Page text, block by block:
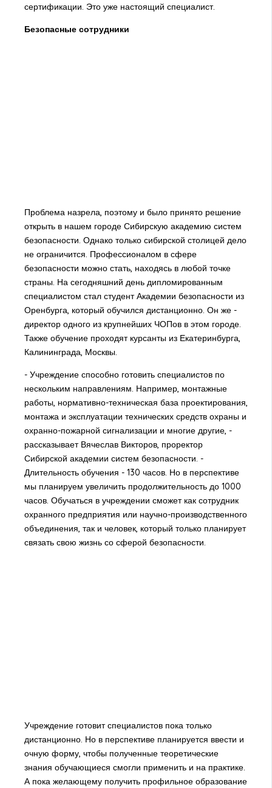
сертификации. Это уже настоящий специалист.
Безопасные сотрудники
Проблема назрела, поэтому и было принято решение
открыть в нашем городе Сибирскую академию систем
безопасности. Однако только сибирской столицей дело
не ограничится. Профессионалом в сфере
безопасности можно стать, находясь в любой точке
страны. На сегодняшний день дипломированным
специалистом стал студент Академии безопасности из
Оренбурга, который обучился дистанционно. Он же -
директор одного из крупнейших ЧОПов в этом городе.
Также обучение проходят курсанты из Екатеринбурга,
Калининграда, Москвы.
- Учреждение способно готовить специалистов по
нескольким направлениям. Например, монтажные
работы, нормативно-техническая база проектирования,
монтажа и эксплуатации технических средств охраны и
охранно-пожарной сигнализации и многие другие, -
рассказывает Вячеслав Викторов, проректор
Сибирской академии систем безопасности. -
Длительность обучения - 130 часов. Но в перспективе
мы планируем увеличить продолжительность до 1000
часов. Обучаться в учреждении сможет как сотрудник
охранного предприятия или научно-производственного
объединения, так и человек, который только планирует
связать свою жизнь со сферой безопасности.
Учреждение готовит специалистов пока только
дистанционно. Но в перспективе планируется ввести и
очную форму, чтобы полученные теоретические
знания обучающиеся смогли применить и на практике.
А пока желающему получить профильное образование